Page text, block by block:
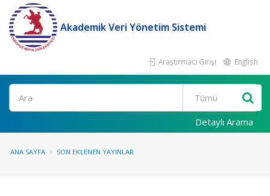
Akademik Veri Yönetim Sistemi
Araştırmacı Girişi English
Ara
Detaylı Arama
ANA SAYFA SON EKLENEN YAYINLAR